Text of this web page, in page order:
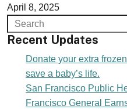
April 8, 2025
Recent Updates
Donate your extra
save a baby’s life.
San Francisco Public
Francisco General